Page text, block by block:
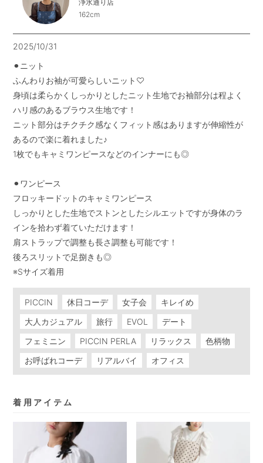
浄水通り店
162cm
2025/10/31
⚫︎ニット
ふんわりお袖が可愛らしいニット♡
身頃は柔らかくしっかりとしたニット生地でお袖部分は程よく
ハリ感のあるブラウス生地です！
ニット部分はチクチク感なくフィット感はありますが伸縮性が
あるので楽に着れました♪
1枚でもキャミワンピースなどのインナーにも◎
⚫︎ワンピース
フロッキードットのキャミワンピース
しっかりとした生地でストンとしたシルエットですが身体のラ
インを拾わず着ていただけます！
肩ストラップで調整も長さ調整も可能です！
後ろスリットで足捌きも◎
※Sサイズ着用
PICCIN 休日コーデ 女子会
キレイめ
大人カジュアル
旅行 EVOL
デート
フェミニン
PICCIN PERLA リラックス
色柄物
お呼ばれコーデ
リアルバイ オフィス
着用アイテム